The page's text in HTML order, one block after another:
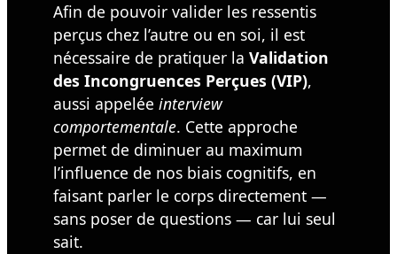
Afin de pouvoir valider les ressentis
perçus chez l’autre ou en soi, il est
nécessaire de pratiquer laValidation
des Incongruences Perçues (VIP),
aussi appeléeinterview
comportementale. Cette approche
permet de diminuer au maximum
l’influence de nos biais cognitifs, en
faisant parler le corps directement —
sans poser de questions — car lui seul
sait.